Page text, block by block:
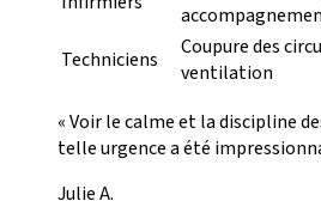
Techniciens
Coupure des
ventilation
« Voir le calme et la discipline
telle urgence a été
Julie A.